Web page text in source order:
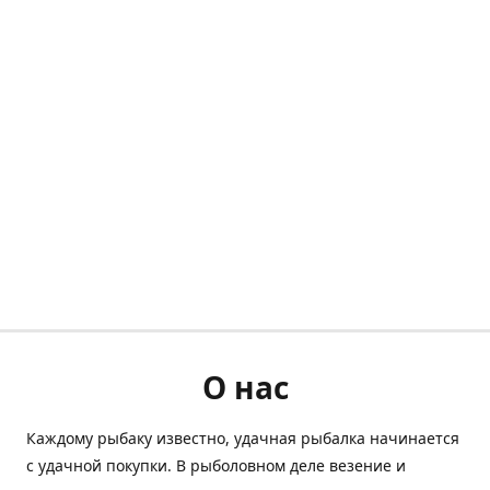
О нас
Каждому рыбаку известно, удачная рыбалка начинается
с удачной покупки. В рыболовном деле везение и